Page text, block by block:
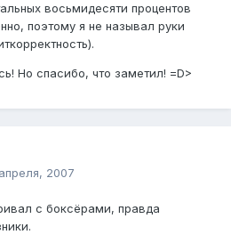
восьмидесяти процентов
поэтому я не называл руки
Но спасибо, что заметил! =D>
2007
с боксёрами, правда